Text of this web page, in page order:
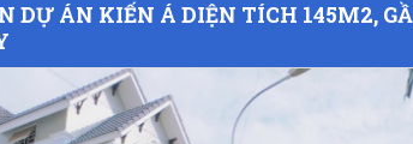
DỰ ÁN KIẾN Á DIỆN TÍCH 145M2,